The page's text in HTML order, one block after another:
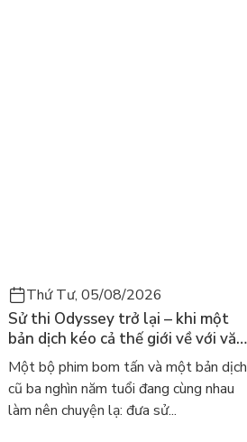
Thứ Tư, 05/08/2026
Sử thi Odyssey trở lại – khi một
bản dịch kéo cả thế giới về với văn
học kinh điển
Một bộ phim bom tấn và một bản dịch
cũ ba nghìn năm tuổi đang cùng nhau
làm nên chuyện lạ: đưa sử...